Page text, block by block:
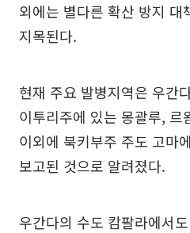
외에는 별다른 확산 방지 대
지목된다.
현재 주요 발병지역은 우간
이투리주에 있는 몽괄루, 르
이외에 북키부주 주도 고마
보고된 것으로 알려졌다.
우간다의 수도 캄팔라에서